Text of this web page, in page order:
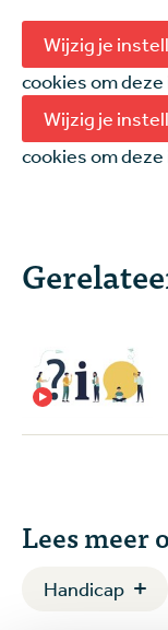
Wijzig je
cookies om
Wijzig je
cookies om
Lees meer
Handicap